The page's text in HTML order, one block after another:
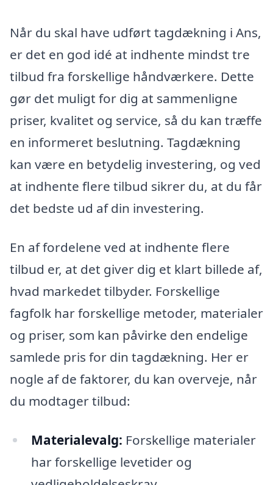
Når du skal have udført tagdækning i Ans,
er det en god idé at indhente mindst tre
tilbud fra forskellige håndværkere. Dette
gør det muligt for dig at sammenligne
priser, kvalitet og service, så du kan træffe
en informeret beslutning. Tagdækning
kan være en betydelig investering, og ved
at indhente flere tilbud sikrer du, at du får
det bedste ud af din investering.
En af fordelene ved at indhente flere
tilbud er, at det giver dig et klart billede af,
hvad markedet tilbyder. Forskellige
fagfolk har forskellige metoder, materialer
og priser, som kan påvirke den endelige
samlede pris for din tagdækning. Her er
nogle af de faktorer, du kan overveje, når
du modtager tilbud:
Materialevalg: Forskellige materialer
har forskellige levetider og